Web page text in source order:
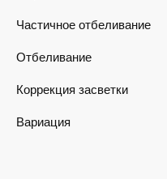
Частичное отбеливание
Отбеливание
Коррекция засветки
Вариация